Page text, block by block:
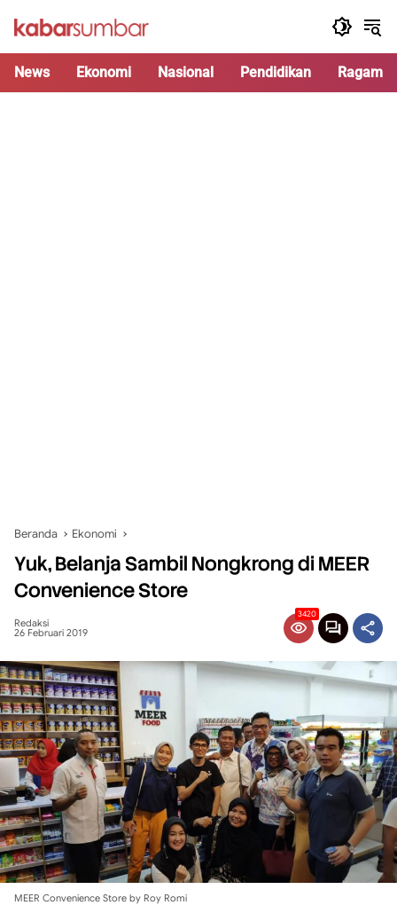
News Ekonomi Nasional Pendidikan Ragam
Beranda Ekonomi
Yuk, Belanja Sambil Nongkrong di MEER
Convenience Store
Redaksi
26 Februari 2019
3420
MEER Convenience Store by Roy Romi